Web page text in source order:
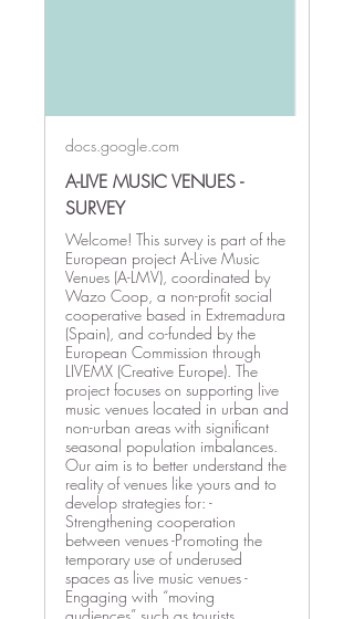
docs.google.com
A-LIVE MUSIC VENUES -
SURVEY
Welcome! This survey is part of the
European project A-Live Music
Venues (A-LMV), coordinated by
Wazo Coop, a non-profit social
cooperative based in Extremadura
(Spain), and co-funded by the
European Commission through
LIVEMX (Creative Europe). The
project focuses on supporting live
music venues located in urban and
non-urban areas with significant
seasonal population imbalances.
Our aim is to better understand the
reality of venues like yours and to
develop strategies for: -
Strengthening cooperation
between venues -Promoting the
temporary use of underused
spaces as live music venues -
Engaging with “moving